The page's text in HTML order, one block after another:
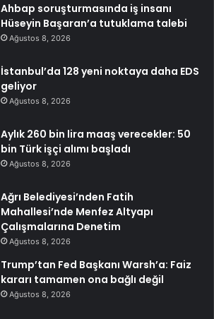
Ahbap soruşturmasında iş insanı
Hüseyin Başaran’a tutuklama talebi
Ağustos 8, 2026
İstanbul’da 128 yeni noktaya daha EDS
geliyor
Ağustos 8, 2026
Aylık 260 bin lira maaş verecekler: 50
bin Türk işçi alımı başladı
Ağustos 8, 2026
Ağrı Belediyesi’nden Fatih
Mahallesi’nde Menfez Altyapı
Çalışmalarına Denetim
Ağustos 8, 2026
Trump’tan Fed Başkanı Warsh’a: Faiz
kararı tamamen ona bağlı değil
Ağustos 8, 2026